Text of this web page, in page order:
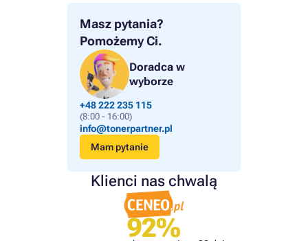
Masz pytania?
Pomożemy Ci.
Doradca w
wyborze
+48 222 235 115
(8:00 - 16:00)
info@tonerpartner.pl
Mam pytanie
Klienci nas chwalą
92%